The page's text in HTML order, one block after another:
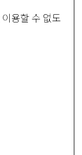
용할 수 없도